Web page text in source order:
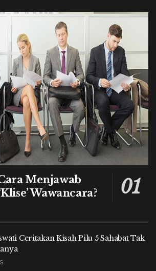
Menjawab
Wawancara?
Ceritakan Kisah Pilu 5 Sahabat Tak